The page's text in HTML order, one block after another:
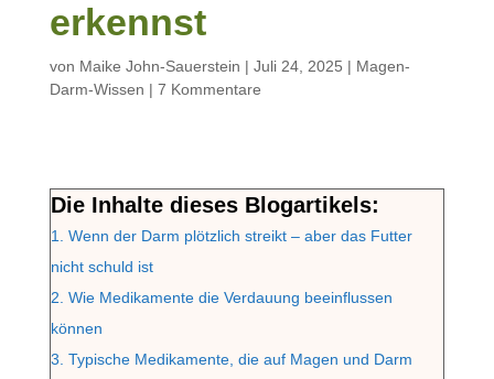
erkennst
von Maike John-Sauerstein | Juli 24, 2025 | Magen-
Darm-Wissen | 7 Kommentare
Die Inhalte dieses Blogartikels:
1.
Wenn der Darm plötzlich streikt – aber das Futter
nicht schuld ist
2. Wie Medikamente die Verdauung beeinflussen
können
3. Typische Medikamente, die auf Magen und Darm